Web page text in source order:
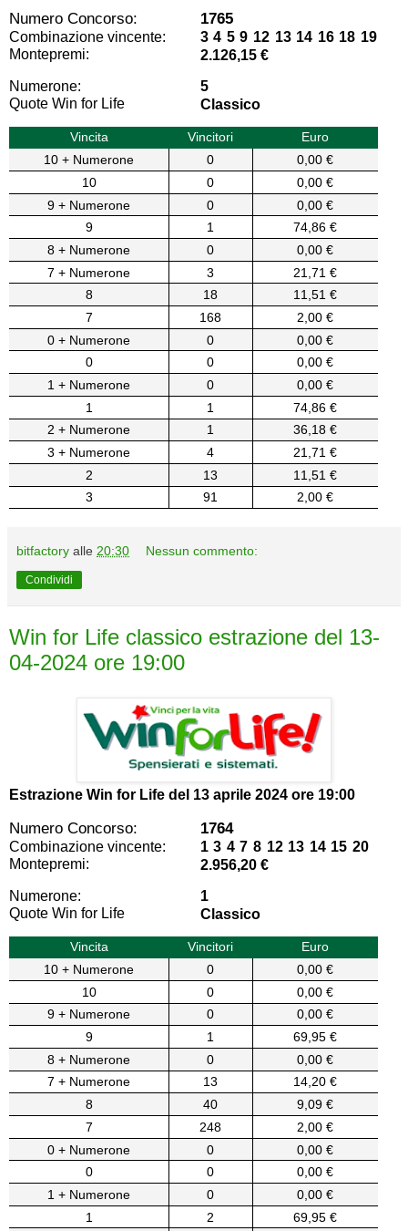
Numero Concorso: 1765
Combinazione vincente:
3 4 5 9 12 13 14 16 18 19
Montepremi:
2.126,15 €
Numerone:
5
Quote Win for Life
Classico
Vincita Vincitori
Euro
10 + Numerone
0
0,00 €
10
0
0,00 €
9 + Numerone
0
0,00 €
9
1
74,86 €
8 + Numerone
0
0,00 €
7 + Numerone
3
21,71 €
8
18
11,51 €
7
168
2,00 €
0 + Numerone
0
0,00 €
0
0
0,00 €
1 + Numerone
0
0,00 €
1
1
74,86 €
2 + Numerone
1
36,18 €
3 + Numerone
4
21,71 €
2
13
11,51 €
3
91 2,00 €
bitfactory alle 20:30 Nessun commento:
Condividi
Win for Life classico estrazione del 13-
04-2024 ore 19:00
Estrazione Win for Life del 13 aprile 2024 ore 19:00
Numero Concorso: 1764
Combinazione vincente:
1 3 4 7 8 12 13 14 15 20
Montepremi:
2.956,20 €
Numerone:
1
Quote Win for Life
Classico
Vincita Vincitori
Euro
10 + Numerone
0
0,00 €
10
0
0,00 €
9 + Numerone
0
0,00 €
9
1
69,95 €
8 + Numerone
0
0,00 €
7 + Numerone
13
14,20 €
8
40
9,09 €
7
248
2,00 €
0 + Numerone
0
0,00 €
0
0
0,00 €
1 + Numerone
0
0,00 €
1
2
69,95 €